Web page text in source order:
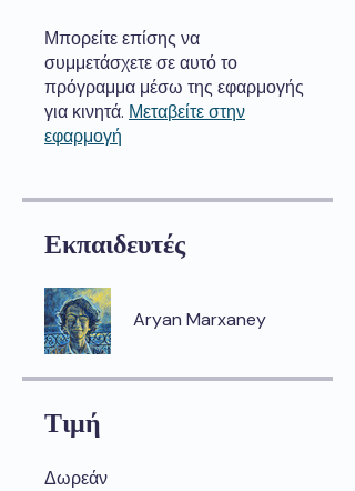
Μπορείτε επίσης να
συμμετάσχετε σε αυτό το
πρόγραμμα μέσω της εφαρμογής
για κινητά. Μεταβείτε στην
εφαρμογή
Εκπαιδευτές
Aryan Marxaney
Τιμή
Δωρεάν